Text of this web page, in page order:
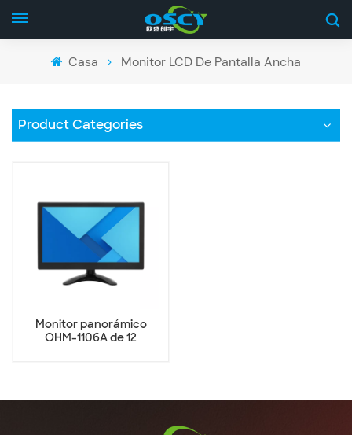
Casa Monitor LCD De Pantalla Ancha
Product Categories
Monitor panorámico
OHM-1106A de 12